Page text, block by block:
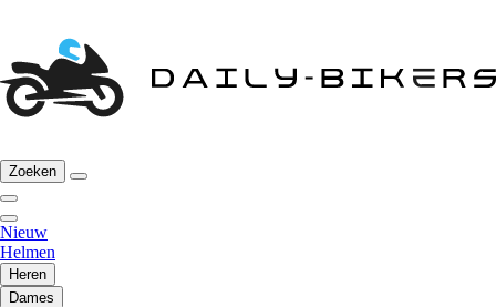
Zoeken
Nieuw
Helmen
Heren
Dames